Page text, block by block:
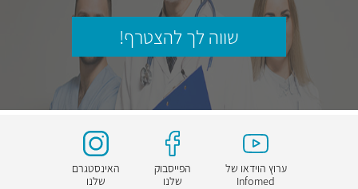
שווה לך להצטרף!
ערוץ הוידאו של
Infomed
הפייסבוק
שלנו
האינסטגרם
שלנו